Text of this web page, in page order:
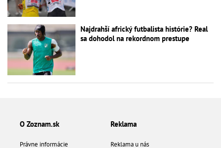
Najdrahší africký futbalista histórie? Real
sa dohodol na rekordnom prestupe
O Zoznam.sk
Právne informácie
Reklama
Reklama u nás